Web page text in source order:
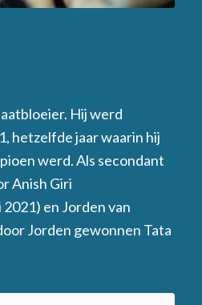
Hij werd
hetzelfde jaar waarin hij
werd. Als secondant
Anish Giri
en Jorden van
Jorden gewonnen Tata